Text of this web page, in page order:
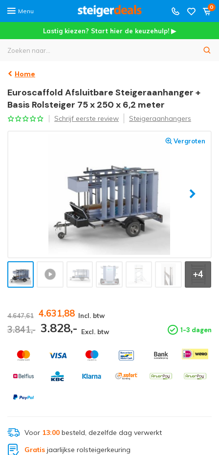
Menu
0
Lastig kiezen? Start hier de keuzehulp! ▶
Home
Euroscaffold Afsluitbare Steigeraanhanger +
Basis Rolsteiger 75 x 250 x 6,2 meter
Schrijf eerste review Steigeraanhangers
Vergroten
+4
4.647,61 4.631,88 Incl. btw
3.841,- 3.828,- Excl. btw 1-3 dagen
Voor 13:00besteld, dezelfde dag verwerkt
Gratisjaarlijkse rolsteigerkeuring